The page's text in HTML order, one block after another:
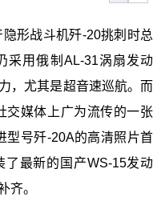
形战斗机歼-20挑刺时总
用俄制AL-31涡扇发动
，尤其是超音速巡航。而
交媒体上广为流传的一张
型号歼-20A的高清照片首
最新的国产WS-15发动
齐。